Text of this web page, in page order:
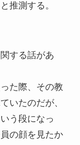
推測する。
する話があ
た際、その教
いたのだが、
う段になっ
の顔を見たか